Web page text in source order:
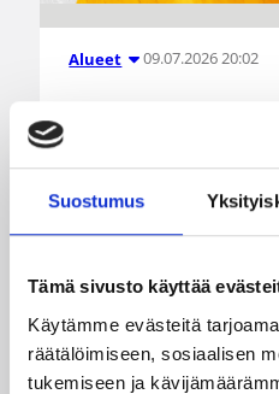
Suostumus
Tämä sivusto käyttää
Käytämme evästeitä
räätälöimiseen, sosiaalisen
tukemiseen ja
Alueet 09.07.2026 20:02
kaudelle
verkostovuoteen
haluavat sitoutua lasten
kehittämiseen
arkiympäristönsä tasolla.